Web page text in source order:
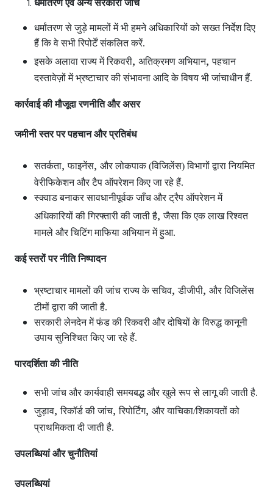
धर्मांतरण एवं अन्य सरकारी जांच
धर्मांतरण से जुड़े मामलों में भी हमने अधिकारियों को सख्त निर्देश दिए
हैं कि वे सभी रिपोर्टें संकलित करें.
इसके अलावा राज्य में रिकवरी, अतिक्रमण अभियान,पहचान
दस्तावेज़ों में भ्रष्टाचार की संभावना आदि के विषय भी जांचाधीन हैं.
कार्रवाई की मौजूदा रणनीति और असर
जमीनी स्तर पर पहचान और प्रतिबंध
सतर्कता,फाइनेंस, और लोकपाक (विजिलेंस) विभागों द्वारा नियमित
वेरीफिकेशन और टैप ऑपरेशन किए जा रहे हैं.
स्क्वाड बनाकर सावधानीपूर्वक जाँच और ट्रैप ऑपरेशन में
अधिकारियों की गिरफ्तारी की जाती है,जैसा कि एक लाख रिश्वत
मामले और चिटिंग माफिया अभियान में हुआ.
कई स्तरों पर नीति निष्पादन
भ्रष्टाचार मामलों की जांच राज्य के सचिव,डीजीपी, और विजिलेंस
टीमों द्वारा की जाती है.
सरकारी लेनदेन में फंड की रिकवरी और दोषियों के विरुद्ध कानूनी
उपाय सुनिश्चित किए जा रहे हैं.
पारदर्शिता की नीति
सभी जांच और कार्यवाही समयबद्ध और खुले रूप से लागू की जाती है.
जुड़ाव,रिकॉर्ड की जांच,रिपोर्टिंग, और याचिका/शिकायतों को
प्राथमिकता दी जाती है.
उपलब्धियां और चुनौतियां
उपलब्धियां